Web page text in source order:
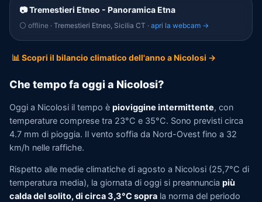
📷 Tremestieri Etneo - Panoramica Etna
⚪ offline · Tremestieri Etneo, Sicilia CT · apri la webcam →
📊 Scopri il bilancio climatico dell'anno a Nicolosi →
Che tempo fa oggi a Nicolosi?
Oggi a Nicolosi il tempo è pioviggine intermittente, con
temperature comprese tra 23°C e 35°C. Sono previsti circa
4.7 mm di pioggia. Il vento soffia da Nord-Ovest fino a 32
km/h nelle raffiche.
Rispetto alle medie climatiche di agosto a Nicolosi (25,7°C di
temperatura media), la giornata di oggi si preannuncia più
calda del solito, di circa 3,3°C sopra la norma del periodo